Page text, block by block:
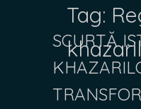
Tag:
SCURTĂ